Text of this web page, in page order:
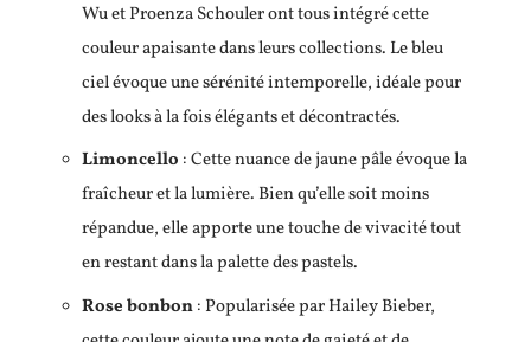
Wu et Proenza Schouler ont tous intégré cette
couleur apaisante dans leurs collections. Le bleu
ciel évoque une sérénité intemporelle, idéale pour
des looks à la fois élégants et décontractés.
Limoncello : Cette nuance de jaune pâle évoque la
fraîcheur et la lumière. Bien qu’elle soit moins
répandue, elle apporte une touche de vivacité tout
en restant dans la palette des pastels.
Rose bonbon: Popularisée par Hailey Bieber,